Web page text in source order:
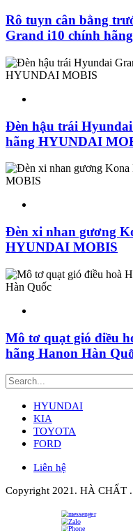
Rô tuyn cân bằng
Grand i10 chính
Đèn hậu trái
hãng HYUNDAI
Đèn xi nhan gương
HYUNDAI MOBIS
Mô tơ quạt gió điều
hãng Hanon Hàn
HYUNDAI
KIA
TOYOTA
FORD
Liên hệ
Copyright 2021. HÀ CHẤT